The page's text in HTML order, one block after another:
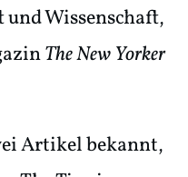
Wissenschaft,
The New Yorker
Artikel bekannt,